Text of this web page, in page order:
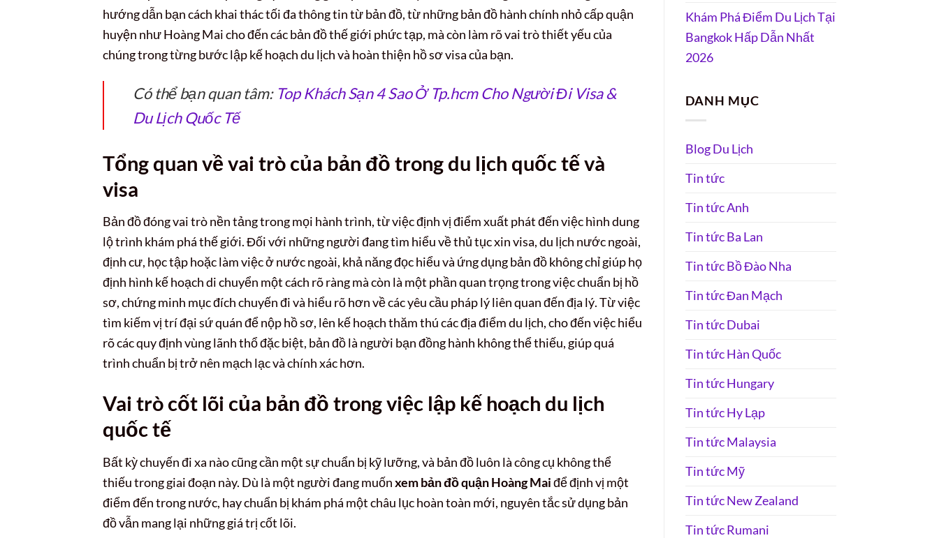
hướng dẫn bạn cách khai thác tối đa thông tin từ bản đồ, từ những bản đồ hành chính nhỏ cấp quận
huyện như Hoàng Mai cho đến các bản đồ thế giới phức tạp, mà còn làm rõ vai trò thiết yếu của
chúng trong từng bước lập kế hoạch du lịch và hoàn thiện hồ sơ visa của bạn.
Có thể bạn quan tâm: Top Khách Sạn 4 Sao Ở Tp.hcm Cho Người Đi Visa &
Du Lịch Quốc Tế
Tổng quan về vai trò của bản đồ trong du lịch quốc tế và
visa
Bản đồ đóng vai trò nền tảng trong mọi hành trình, từ việc định vị điểm xuất phát đến việc hình dung
lộ trình khám phá thế giới. Đối với những người đang tìm hiểu về thủ tục xin visa, du lịch nước ngoài,
định cư, học tập hoặc làm việc ở nước ngoài, khả năng đọc hiểu và ứng dụng bản đồ không chỉ giúp họ
định hình kế hoạch di chuyển một cách rõ ràng mà còn là một phần quan trọng trong việc chuẩn bị hồ
sơ, chứng minh mục đích chuyến đi và hiểu rõ hơn về các yêu cầu pháp lý liên quan đến địa lý. Từ việc
tìm kiếm vị trí đại sứ quán để nộp hồ sơ, lên kế hoạch thăm thú các địa điểm du lịch, cho đến việc hiểu
rõ các quy định vùng lãnh thổ đặc biệt, bản đồ là người bạn đồng hành không thể thiếu, giúp quá
trình chuẩn bị trở nên mạch lạc và chính xác hơn.
Vai trò cốt lõi của bản đồ trong việc lập kế hoạch du lịch
quốc tế
Bất kỳ chuyến đi xa nào cũng cần một sự chuẩn bị kỹ lưỡng, và bản đồ luôn là công cụ không thể
thiếu trong giai đoạn này. Dù là một người đang muốnxem bản đồ quận Hoàng Maiđể định vị một
điểm đến trong nước, hay chuẩn bị khám phá một châu lục hoàn toàn mới, nguyên tắc sử dụng bản
đồ vẫn mang lại những giá trị cốt lõi.
Khám Phá Điểm Du Lịch Tại
Bangkok Hấp Dẫn Nhất
2026
DANH MỤC
Blog Du Lịch
Tin tức
Tin tức Anh
Tin tức Ba Lan
Tin tức Bồ Đào Nha
Tin tức Đan Mạch
Tin tức Dubai
Tin tức Hàn Quốc
Tin tức Hungary
Tin tức Hy Lạp
Tin tức Malaysia
Tin tức Mỹ
Tin tức New Zealand
Tin tức Rumani